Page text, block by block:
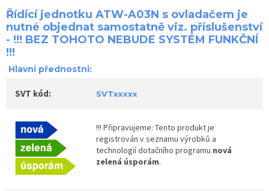
Řídící jednotku ATW-A03N s ovladačem je
nutné objednat samostatně viz. příslušenství
- !!! BEZ TOHOTO NEBUDE SYSTÉM FUNKČNÍ
!!!
Hlavní přednostni:
SVT kód: SVTxxxxx
!!! Připravujeme: Tento produkt je
registrován v seznamu výrobků a
technologií dotačního programu nová
zelená úsporám.